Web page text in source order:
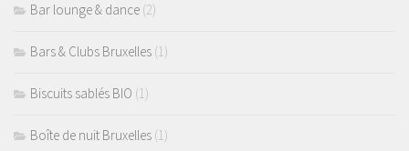
Bar lounge & dance (2)
Bars & Clubs Bruxelles (1)
Biscuits sablés BIO (1)
Boîte de nuit Bruxelles (1)